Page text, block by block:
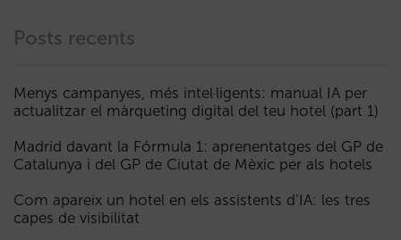
Posts recents
Menys campanyes, més intel·ligents: manual IA per
actualitzar el màrqueting digital del teu hotel (part 1)
Madrid davant la Fórmula 1: aprenentatges del GP de
Catalunya i del GP de Ciutat de Mèxic per als hotels
Com apareix un hotel en els assistents d’IA: les tres
capes de visibilitat